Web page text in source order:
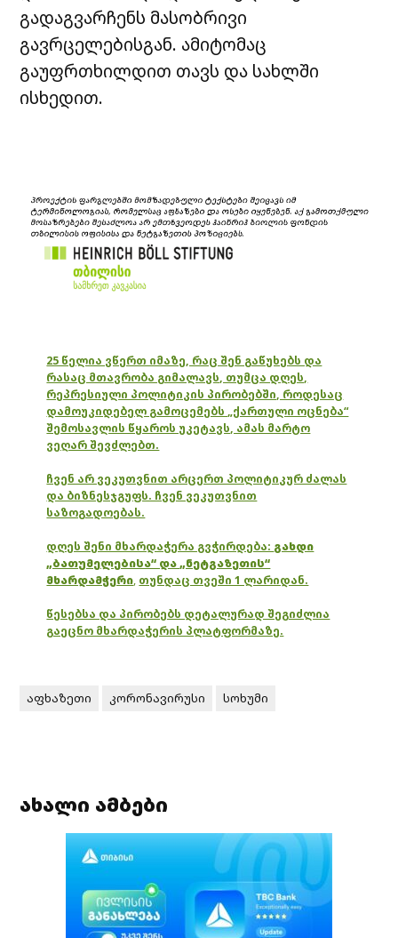
გადაგვარჩენს მასობრივი
გავრცელებისგან. ამიტომაც
გაუფრთხილდით თავს და სახლში
ისხედით.
25 წელია ვწერთ იმაზე, რაც შენ გაწუხებს და
რასაც მთავრობა გიმალავს, თუმცა დღეს,
რეპრესიული პოლიტიკის პირობებში, როდესაც
დამოუკიდებელ გამოცემებს „ქართული ოცნება“
შემოსავლის წყაროს უკეტავს, ამას მარტო
ვეღარ შევძლებთ.
ჩვენ არ ვეკუთვნით არცერთ პოლიტიკურ ძალას
და ბიზნესჯგუფს. ჩვენ ვეკუთვნით
საზოგადოებას.
დღეს შენი მხარდაჭერა გვჭირდება: გახდი
„ბათუმელებისა“ და „ნეტგაზეთის“
მხარდამჭერი, თუნდაც თვეში 1 ლარიდან.
წესებსა და პირობებს დეტალურად შეგიძლია
გაეცნო მხარდაჭერის პლატფორმაზე.
აფხაზეთი კორონავირუსი სოხუმი
ახალი ამბები